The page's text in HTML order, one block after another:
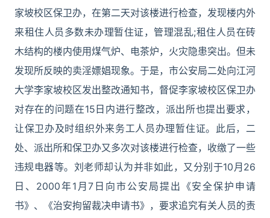
家坡校区保卫办，在第二天对该楼进行检查，发现楼内外
来租住人员多数未办理暂住证，管理混乱;租住人员在砖
木结构的楼内使用煤气炉、电茶炉，火灾隐患突出。但未
发现所反映的卖淫嫖娼现象。于是，市公安局二处向江河
大学李家坡校区发出整改通知书，督促李家坡校区保卫办
对存在的问题在15日内进行整改，派出所也提出要求，
让保卫办及时组织外来务工人员办理暂住证。此后，二
处、派出所和保卫办又多次对该楼进行检查，收缴了一些
违规电器等。刘老师却认为并非如此，又分别于10月26
日、2000年1月7日向市公安局提出《安全保护申请
书》、《治安拘留裁决申请书》，要求追究有关人员的责